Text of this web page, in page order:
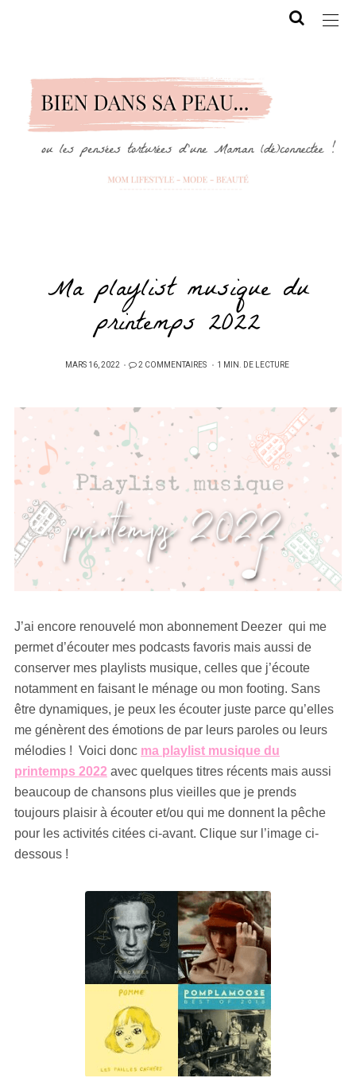
Ma playlist musique du
printemps 2022
PUBLIÉ
MARS 16, 2022 2 COMMENTAIRES 1 MIN. DE LECTURE
J’ai encore renouvelé mon abonnement Deezer qui me
permet d’écouter mes podcasts favoris mais aussi de
conserver mes playlists musique, celles que j’écoute
notamment en faisant le ménage ou mon footing. Sans
être dynamiques, je peux les écouter juste parce qu’elles
me génèrent des émotions de par leurs paroles ou leurs
mélodies ! Voici donc ma playlist musique du
printemps 2022 avec quelques titres récents mais aussi
beaucoup de chansons plus vieilles que je prends
toujours plaisir à écouter et/ou qui me donnent la pêche
pour les activités citées ci-avant. Clique sur l’image ci-
dessous !